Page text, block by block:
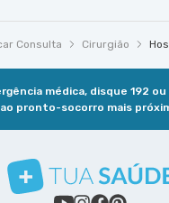
Consulta Cirurgião
médica, disque 192
ao pronto-socorro mais